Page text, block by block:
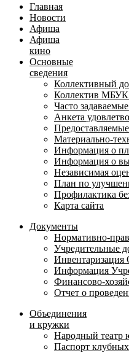
Главная
Новости
Афиша
Афиша
кино
Основные
сведения
Коллективный
Коллектив
Часто
Анкета
Материально-
Информация о
Информация о
Независимая
План по
Профилактика
Карта сайта
Документы
Нормативно-
Учредительные
Инвентаризация
Информация
Финансово-
Отчет о
Объединения
и кружки
Народный театр
Паспорт